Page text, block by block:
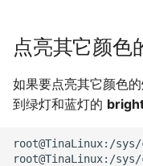
点亮其它颜色
如果要点亮其它颜色
到绿灯和蓝灯的
root@TinaLinux:/
root@TinaLinux:/